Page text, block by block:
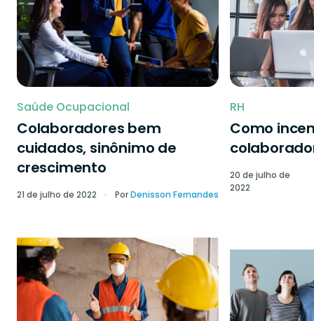
Saúde Ocupacional
Colaboradores bem
cuidados, sinônimo de
crescimento
21 de julho de 2022 PorDenisson Fernandes
RH
Como
20 de julho de
2022